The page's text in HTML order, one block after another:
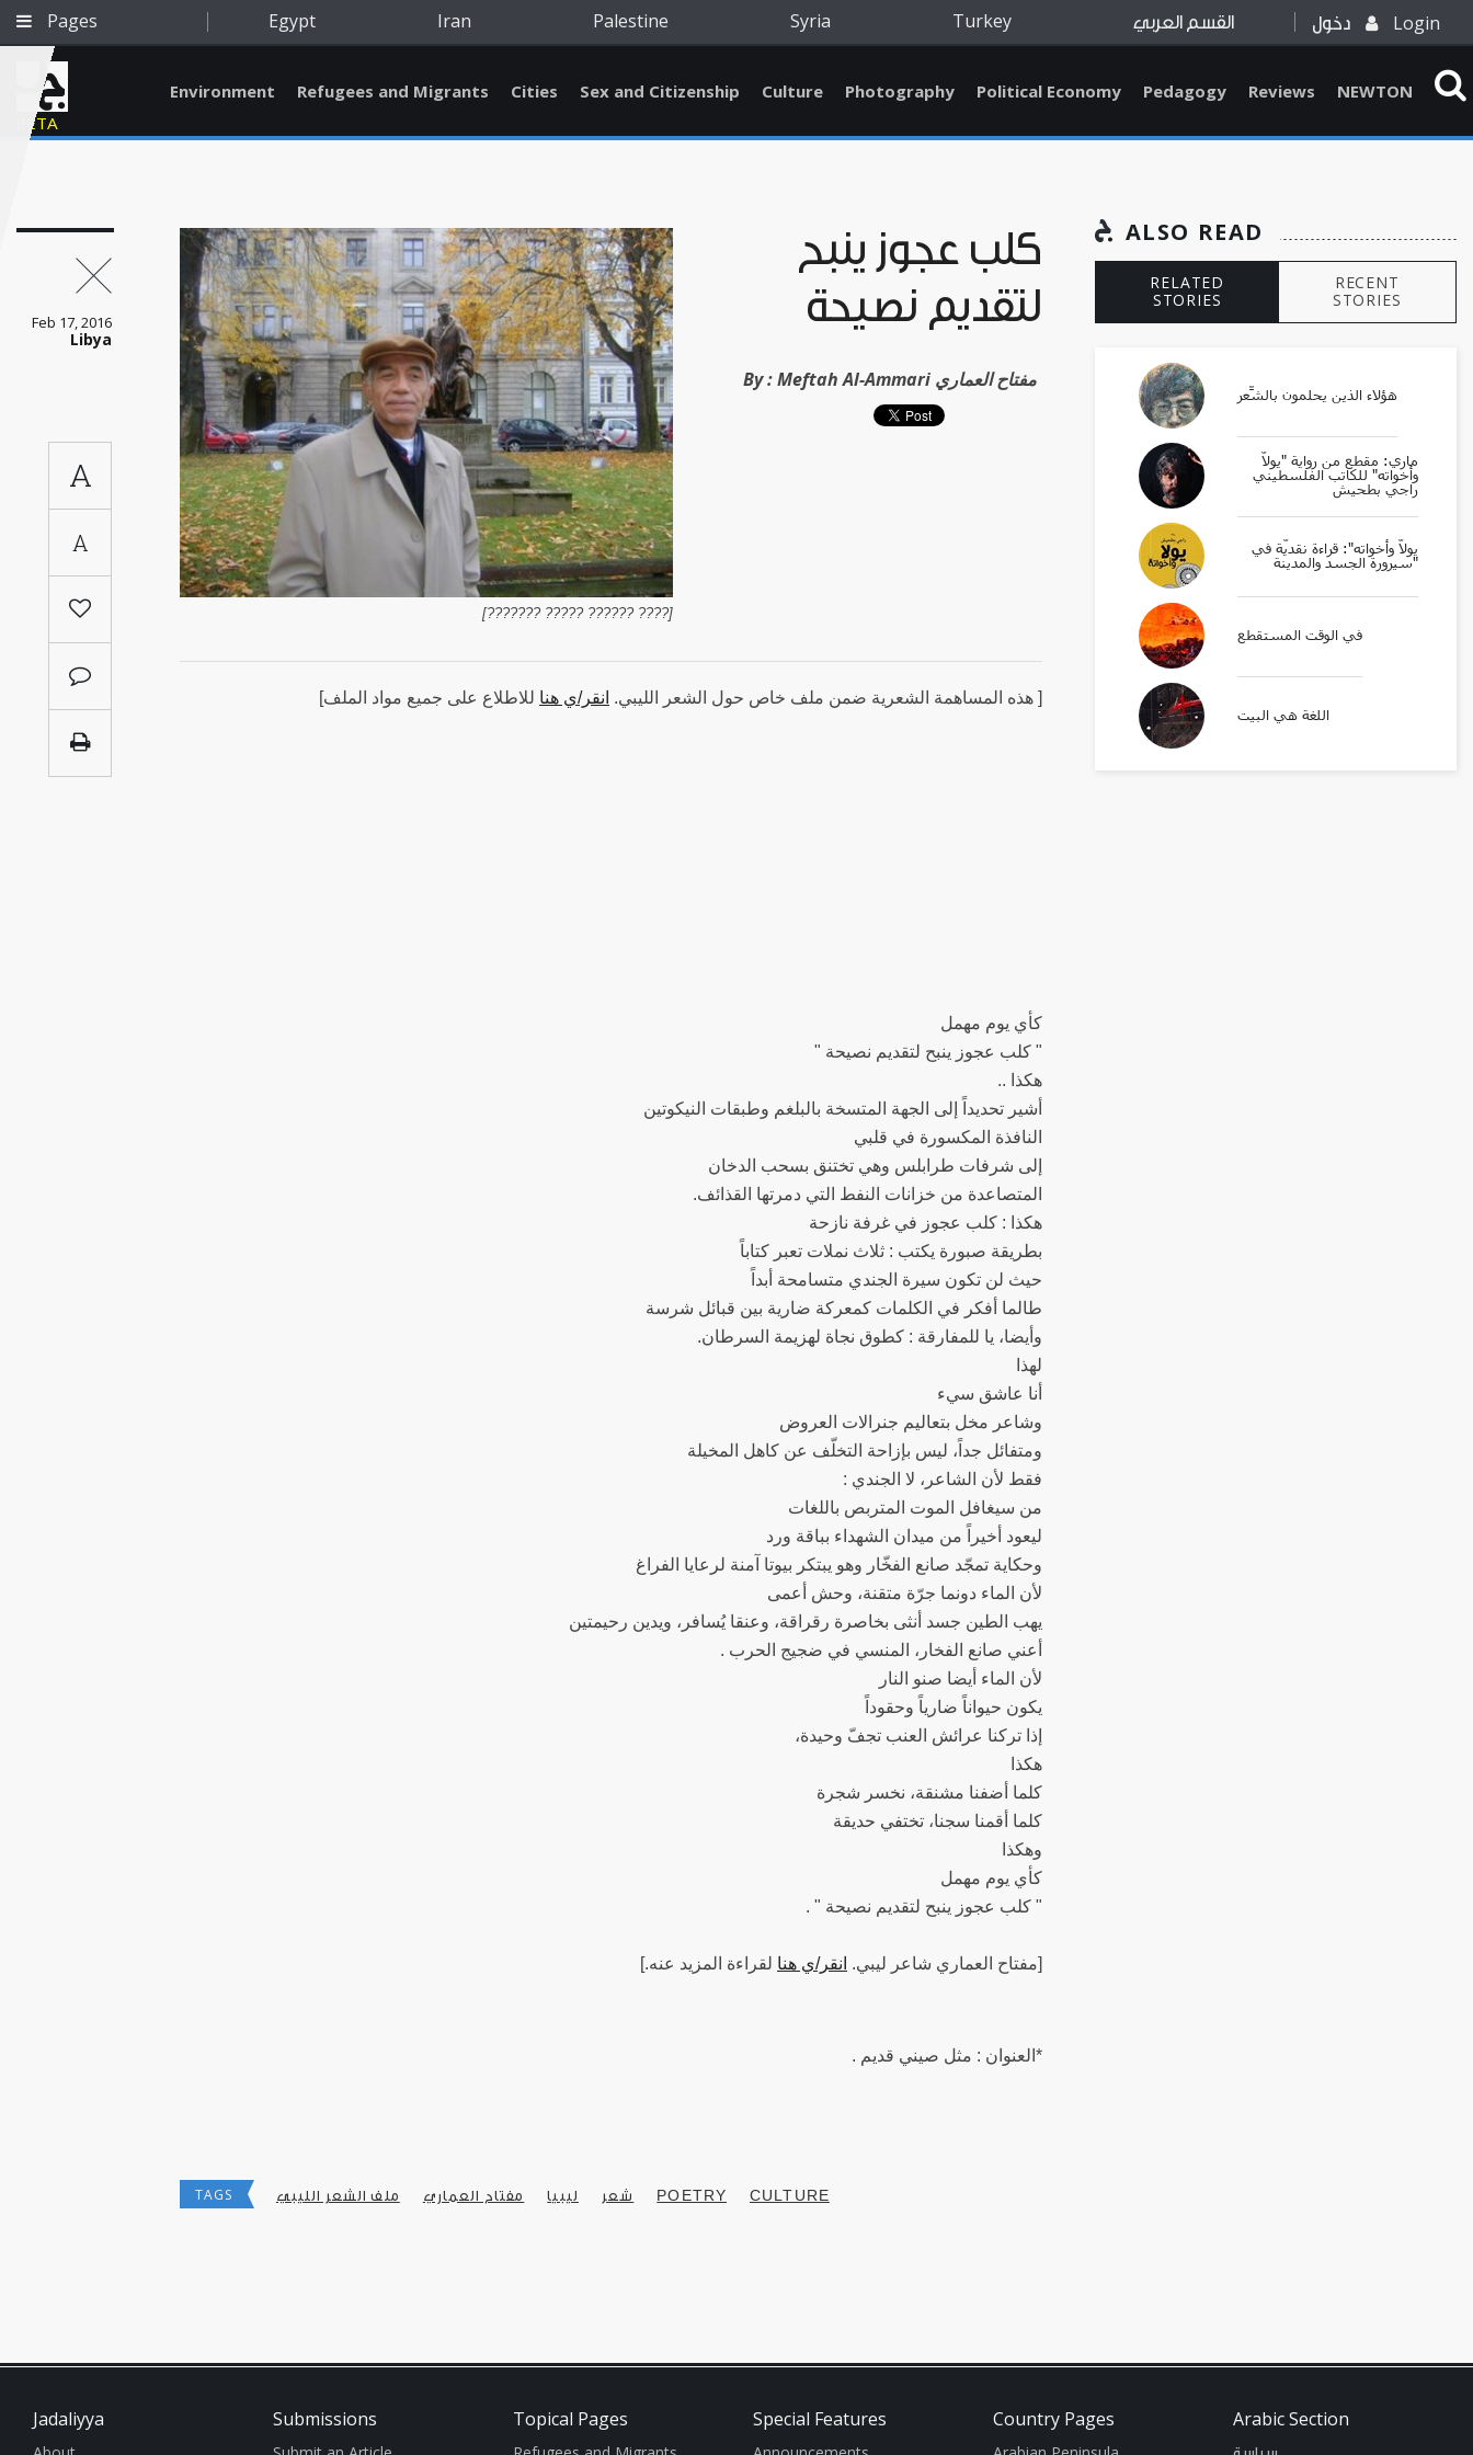
Pages Egypt Iran Palestine Syria Turkey القسم العربي دخول Login
Saudi
Arabia
Turkey
Yemen
BETA
Environment Refugees and Migrants Cities Sex and Citizenship Culture Photography Political Economy Pedagogy Reviews NEWTON
Feb 17, 2016
Libya
A
A
[???? ?????? ????? ???????]
كلبٌ عجوز ينبح
لتقديم نصيحة
By : Meftah Al-Ammari مفتاح العماري
[ هذه المساهمة الشعرية ضمن ملف خاص حول الشعر الليبي. انقر/ي هنا للاطلاع على جميع مواد الملف]
كأي يوم مهمل
" كلب عجوز ينبح لتقديم نصيحة "
هكذا ..
أشير تحديداً إلى الجهة المتسخة بالبلغم وطبقات النيكوتين
النافذة المكسورة في قلبي
إلى شرفات طرابلس وهي تختنق بسحب الدخان
المتصاعدة من خزانات النفط التي دمرتها القذائف.
هكذا : كلب عجوز في غرفة نازحة
بطريقة صبورة يكتب : ثلاث نملات تعبر كتاباً
حيث لن تكون سيرة الجندي متسامحة أبداً
طالما أفكر في الكلمات كمعركة ضارية بين قبائل شرسة
وأيضا، يا للمفارقة : كطوق نجاة لهزيمة السرطان.
لهذا
أنا عاشق سيء
وشاعر مخل بتعاليم جنرالات العروض
ومتفائل جداً، ليس بإزاحة التخلّف عن كاهل المخيلة
فقط لأن الشاعر، لا الجندي :
من سيغافل الموت المتربص باللغات
ليعود أخيراً من ميدان الشهداء بباقة ورد
وحكاية تمجّد صانع الفخّار وهو يبتكر بيوتا آمنة لرعايا الفراغ
لأن الماء دونما جرّة متقنة، وحش أعمى
يهب الطين جسد أنثى بخاصرة رقراقة، وعنقا يُسافر، ويدين رحيمتين
أعني صانع الفخار، المنسي في ضجيج الحرب .
لأن الماء أيضا صنو النار
يكون حيواناً ضارياً وحقوداً
إذا تركنا عرائش العنب تجفّ وحيدة،
هكذا
كلما أضفنا مشنقة، نخسر شجرة
كلما أقمنا سجنا، تختفي حديقة
وهكذا
كأي يوم مهمل
" كلب عجوز ينبح لتقديم نصيحة " .
[مفتاح العماري شاعر ليبي. انقر/ي هنا لقراءة المزيد عنه.]
*العنوان : مثل صيني قديم .
TAGS ملف الشعر الليبي مفتاح العماري ليبيا شعر POETRY CULTURE
ALSO READ
RELATED
STORIES
RECENT
STORIES
هؤلاء الذين يحلمون بالشِّعر
ماري: مقطع من رواية "يولّا
وأخواته" للكاتب الفلسطيني
راجي بطحيش
يولّا وأخواته": قراءة نقديّة في
سيرورة الجسد والمدينة"
في الوقت المستقطع
اللغة هي البيت
Jadaliyya Submissions Topical Pages Special Features Country Pages Arabic Section